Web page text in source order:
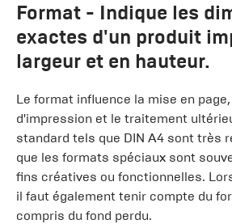
Format - Indique les
exactes d'un produit
largeur et en hauteur.
Le format influence la mise en
d'impression et le traitement
standard tels que DIN A4 sont très
que les formats spéciaux sont
fins créatives ou fonctionnelles.
il faut également tenir compte du
compris du fond perdu.